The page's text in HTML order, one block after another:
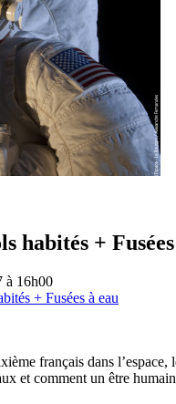
habités +
à 16h00
+ Fusées à eau
français dans
et comment un être